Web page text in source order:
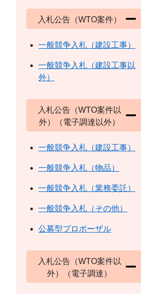
入札公告（WTO案件）
一般競争入札（建設工事）
一般競争入札（建設工事以
外）
入札公告（WTO案件以
外）（電子調達以外）
一般競争入札（建設工事）
一般競争入札（物品）
一般競争入札（業務委託）
一般競争入札（その他）
公募型プロポーザル
入札公告（WTO案件以
外）（電子調達）